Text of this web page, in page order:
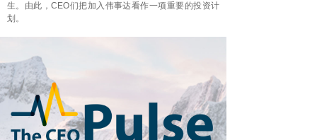
生。由此，CEO们把加入伟事达看作一项重要的投资计
划。